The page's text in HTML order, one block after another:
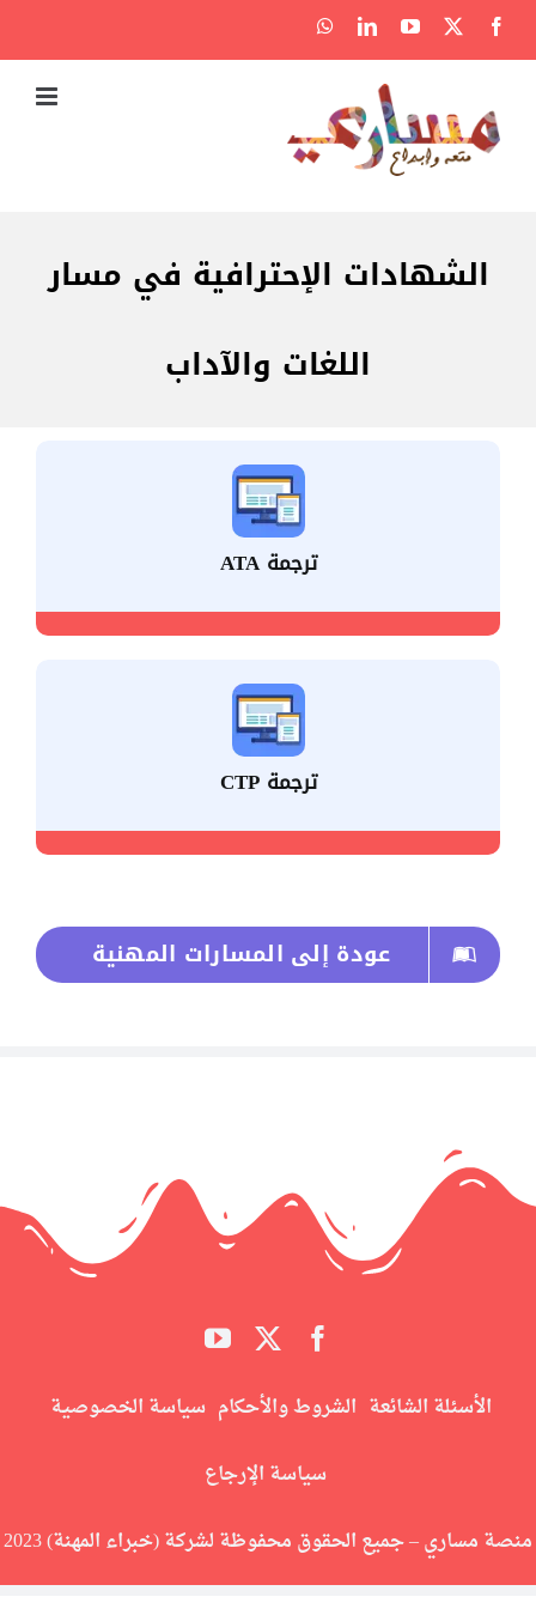
to
content
Facebook
X
YouTube
LinkedIn
WhatsApp
الشهادات الإحترافية في مسار
اللغات والآداب
ترجمة ATA
ترجمة CTP
عودة إلى المسارات المهنية
الأسئلة الشائعة الشروط والأحكام سياسة الخصوصية
سياسة الإرجاع
منصة مساري – جميع الحقوق محفوظة لشركة (خبراء المهنة) 2023